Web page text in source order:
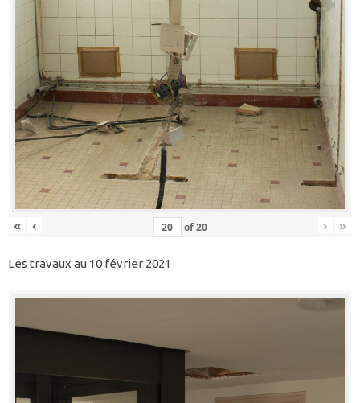
« ‹ of20 › »
Les travaux au 10 février 2021